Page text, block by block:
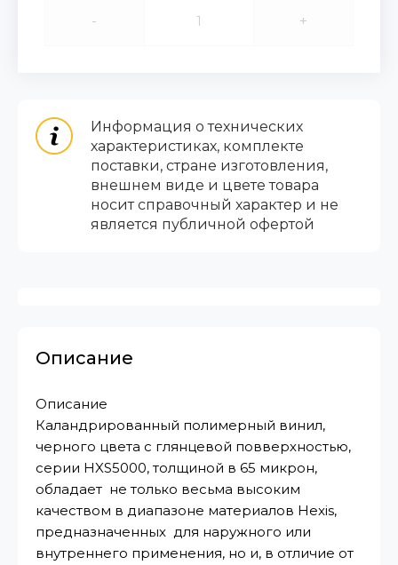
- +
Информация о технических
характеристиках, комплекте
поставки, стране изготовления,
внешнем виде и цвете товара
носит справочный характер и не
является публичной офертой
Описание
Описание
Каландрированный полимерный винил,
черного цвета с глянцевой повверхностью,
серии HXS5000, толщиной в 65 микрон,
обладает не только весьма высоким
качеством в диапазоне материалов Hexis,
предназначенных для наружного или
внутреннего применения, но и, в отличие от